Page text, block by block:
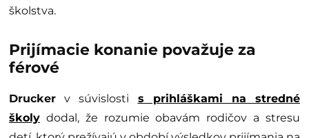
školstva.
Prijímacie konanie považuje za
férové
Drucker v súvislosti s prihláškami na stredné
školy dodal, že rozumie obavám rodičov a stresu